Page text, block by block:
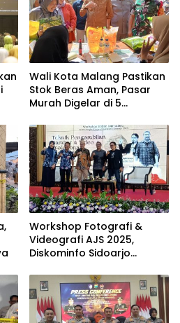
Wali Kota Malang Pastikan
Stok Beras Aman, Pasar
Murah Digelar di 5
Workshop Fotografi &
Videografi AJS 2025,
Diskominfo Sidoarjo
Angkat Sejarah dan
Budaya